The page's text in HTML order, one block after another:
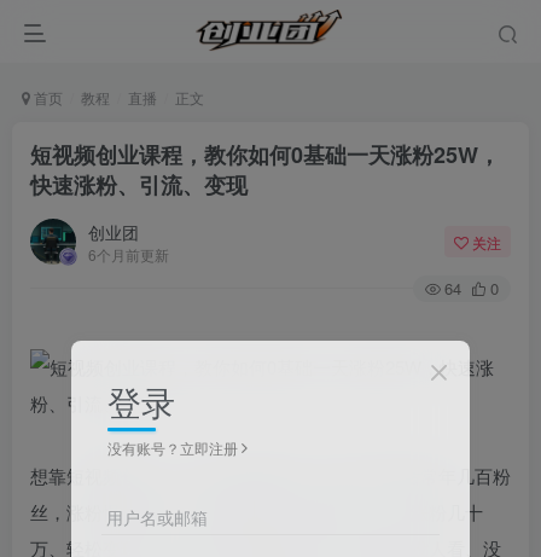
首页 教程 直播 正文
短视频创业课程，教你如何0基础一天涨粉25W，
快速涨粉、引流、变现
创业团
6个月前更新
关注
64 0
想靠短视频创业，却卡在0基础起步？账号注册后常年几百粉
丝，涨粉慢如蜗牛，看不到希望？羡慕别人一天涨粉几十
万、轻松变现，自己却不懂流量逻辑，拍的视频没人看、没
登录
没有账号？立即注册
用户名或邮箱